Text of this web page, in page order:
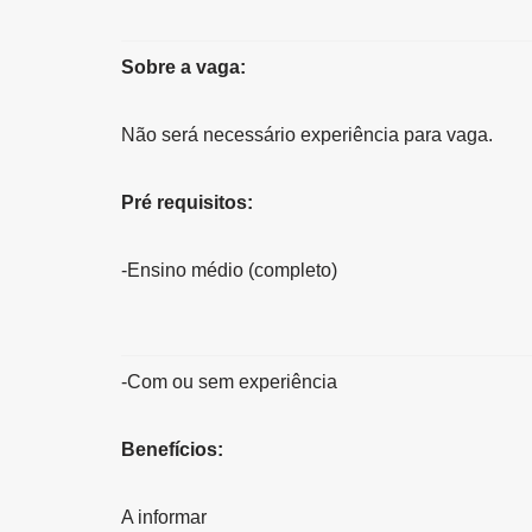
Sobre a vaga:
Não será necessário experiência para vaga.
Pré requisitos:
-Ensino médio (completo)
-Com ou sem experiência
Benefícios:
A informar